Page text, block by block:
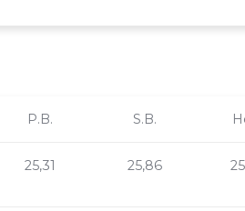
P.B. S.B.
25,31 25,86